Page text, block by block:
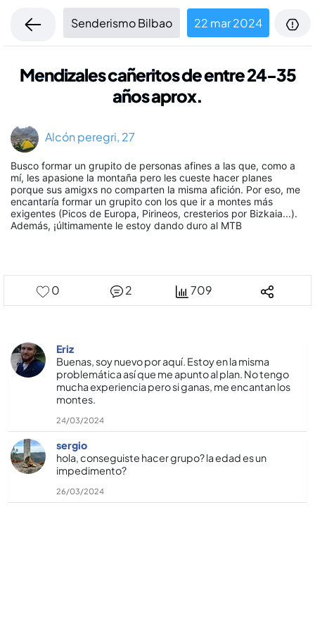
Senderismo Bilbao 22 mar 2024
Mendizales cañeritos de entre 24-35
años aprox.
Alcón peregri, 27
Busco formar un grupito de personas afines a las que, como a
mí­, les apasione la montaña pero les cueste hacer planes
porque sus amigxs no comparten la misma afición. Por eso, me
encantarí­a formar un grupito con los que ir a montes más
exigentes (Picos de Europa, Pirineos, cresterios por Bizkaia...).
Además, ¡últimamente le estoy dando duro al MTB
0 2 709
Eriz
Buenas, soy nuevo por aquí­. Estoy en la misma
problemática así­ que me apunto al plan. No tengo
mucha experiencia pero si ganas, me encantan los
montes.
24/03/2024
sergio
hola, conseguiste hacer grupo? la edad es un
impedimento?
26/03/2024